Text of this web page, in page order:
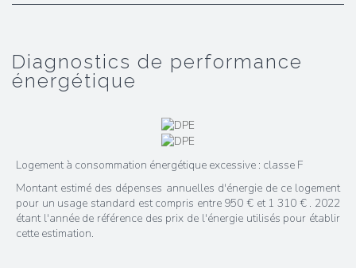
diagnostics de performance
énergétique
Logement à consommation énergétique excessive : classe F
Montant estimé des dépenses annuelles d'énergie de ce logement
pour un usage standard est compris entre 950 € et 1 310 € . 2022
étant l'année de référence des prix de l'énergie utilisés pour établir
cette estimation.